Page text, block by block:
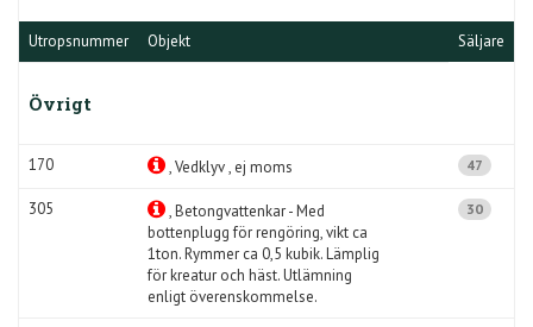
Utropsnummer Objekt Säljare
Övrigt
170 , Vedklyv , ej moms 47
305
, Betongvattenkar - Med
bottenplugg för rengöring, vikt ca
1ton. Rymmer ca 0,5 kubik. Lämplig
för kreatur och häst. Utlämning
enligt överenskommelse.
30